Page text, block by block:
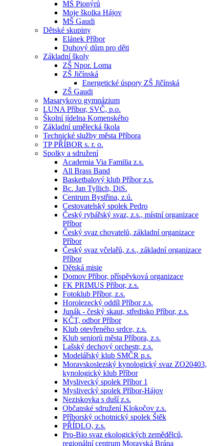
MŠ Pionýrů
Moje školka Hájov
MŠ Gaudi
Dětské skupiny
Elánek Příbor
Duhový dům pro děti
Základní školy
ZŠ Npor. Loma
ZŠ Jičínská
Energetické úspory ZŠ Jičínská
ZŠ Gaudi
Masarykovo gymnázium
LUNA Příbor, SVČ, p.o.
Školní jídelna Komenského
Základní umělecká škola
Technické služby města Příbora
TP PŘÍBOR s. r. o.
Spolky a sdružení
Academia Via Familia z.s.
All Brass Band
Basketbalový klub Příbor z.s.
Bc. Jan Tyllich, DiS.
Centrum Bystřina, z.ú.
Cestovatelský spolek Pedro
Český rybářský svaz, z.s., místní organizace
Příbor
Český svaz chovatelů, základní organizace
Příbor
Český svaz včelařů, z.s., základní organizace
Příbor
Dětská misie
Domov Příbor, příspěvková organizace
FK PRIMUS Příbor, z.s.
Fotoklub Příbor, z.s.
Horolezecký oddíl Příbor z.s.
Junák - český skaut, středisko Příbor, z.s.
KČT, odbor Příbor
Klub otevřeného srdce, z.s.
Klub seniorů města Příbora, z.s.
Lašský dechový orchestr, z.s.
Modelářský klub SMČR p.s.
Moravskoslezský kynologický svaz ZO20403,
kynologický klub Příbor
Myslivecký spolek Příbor 1
Myslivecký spolek Příbor-Hájov
Neziskovka s duší z.s.
Občanské sdružení Klokočov z.s.
Příborský ochotnický spolek Štěk
PŘÍDLO, z.s.
Pro-Bio svaz ekologických zemědělců,
regionální centrum Moravská Brána